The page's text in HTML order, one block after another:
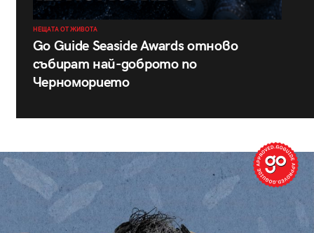
НЕЩАТА ОТ ЖИВОТА
Go Guide Seaside Awards отново
събират най-доброто по
Черноморието